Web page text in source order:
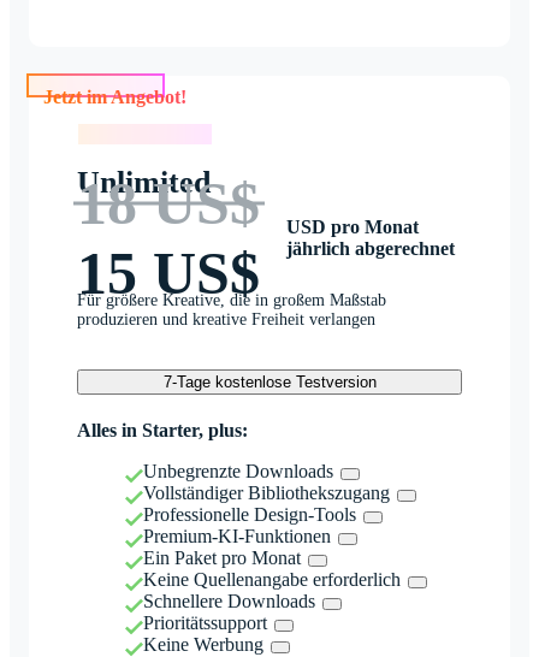
Jetzt im Angebot!
Unlimited
18 US$
15 US$
USD pro Monat
jährlich abgerechnet
Für größere Kreative, die in großem Maßstab
produzieren und kreative Freiheit verlangen
7-Tage kostenlose Testversion
Alles in Starter, plus:
Unbegrenzte Downloads
Vollständiger Bibliothekszugang
Professionelle Design-Tools
Premium-KI-Funktionen
Ein Paket pro Monat
Keine Quellenangabe erforderlich
Schnellere Downloads
Prioritätssupport
Keine Werbung